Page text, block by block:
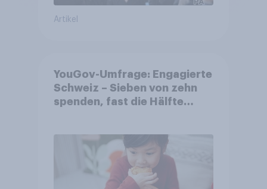
Artikel
YouGov-Umfrage: Engagierte
Schweiz – Sieben von zehn
spenden, fast die Hälfte